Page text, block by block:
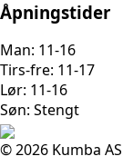
Åpningstider
Man: 11-16
Tirs-fre: 11-17
Lør: 11-16
Søn: Stengt
© 2026 Kumba